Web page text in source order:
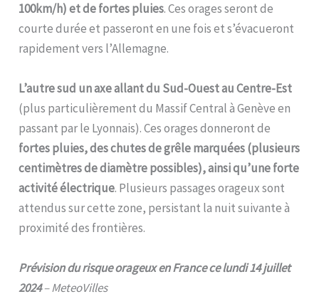
100km/h) et de fortes pluies. Ces orages seront de
courte durée et passeront en une fois et s’évacueront
rapidement vers l’Allemagne.
L’autre sud un axe allant du Sud-Ouest au Centre-Est
(plus particulièrement du Massif Central à Genève en
passant par le Lyonnais). Ces orages donneront de
fortes pluies, des chutes de grêle marquées (plusieurs
centimètres de diamètre possibles), ainsi qu’une forte
activité électrique. Plusieurs passages orageux sont
attendus sur cette zone, persistant la nuit suivante à
proximité des frontières.
Prévision du risque orageux en France ce lundi 14 juillet
2024– MeteoVilles